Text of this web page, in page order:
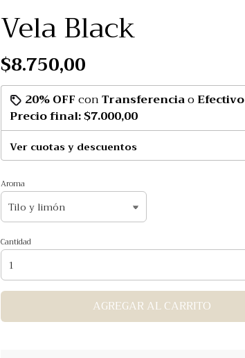
Vela Black
$8.750,00
20% OFFconTransferenciaoEfectivo
Precio final:$7.000,00
Ver cuotas y descuentos
Aroma
Cantidad
AGREGAR AL CARRITO